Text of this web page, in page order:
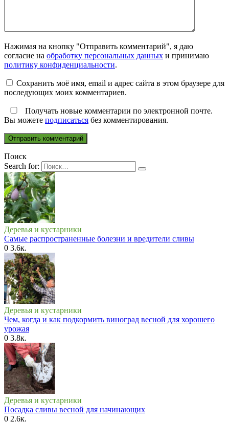
Нажимая на кнопку "Отправить комментарий", я даю
согласие на обработку персональных данных и принимаю
политику конфиденциальности.
Сохранить моё имя, email и адрес сайта в этом браузере для
последующих моих комментариев.
Получать новые комментарии по электронной почте.
Вы можете подписаться без комментирования.
Поиск
Search for:
Деревья и кустарники
Самые распространенные болезни и вредители сливы
0 3.6к.
Деревья и кустарники
Чем, когда и как подкормить виноград весной для хорошего
урожая
0 3.8к.
Деревья и кустарники
Посадка сливы весной для начинающих
0 2.6к.